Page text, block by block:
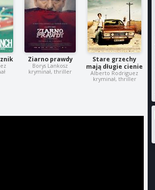
Ziarno prawdy
Borys Lankosz
kryminał, thriller
Stare grzechy
mają długie cienie
Alberto Rodriguez
kryminał, thriller